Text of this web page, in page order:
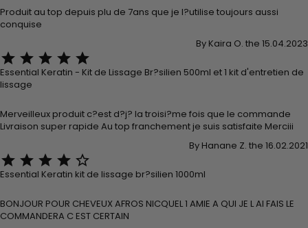
Produit au top depuis plu de 7ans que je l?utilise toujours aussi
conquise
By Kaira O. the 15.04.2023
    
Essential Keratin - Kit de Lissage Br?silien 500ml et 1 kit d'entretien de
lissage
Merveilleux produit c?est d?j? la troisi?me fois que le commande
Livraison super rapide Au top franchement je suis satisfaite Merciii
By Hanane Z. the 16.02.2021
    
Essential Keratin kit de lissage br?silien 1000ml
BONJOUR POUR CHEVEUX AFROS NICQUEL 1 AMIE A QUI JE L AI FAIS LE
COMMANDERA C EST CERTAIN